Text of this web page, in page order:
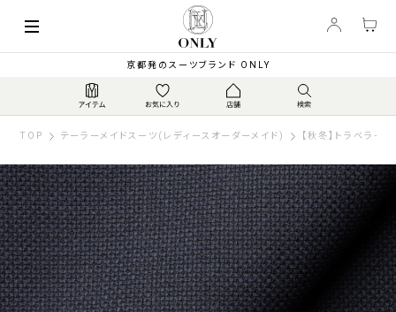
京都発のスーツブランド ONLY
TOP テーラーメイドスーツ(レディースオーダーメイド) 【秋冬】トラベラー